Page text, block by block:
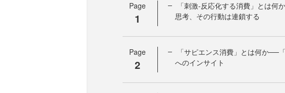
Page
1
「刺激‐反応化する消費」とは
思考、その行動は連鎖する
Page
2
「サピエンス消費」とは何か──
へのインサイト